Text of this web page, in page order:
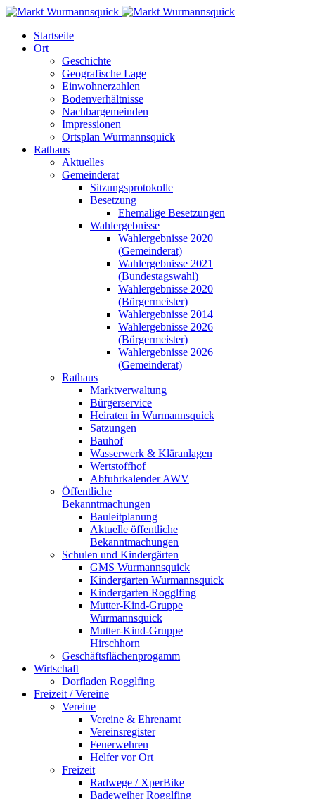
Startseite
Ort
Geschichte
Geografische Lage
Einwohnerzahlen
Bodenverhältnisse
Nachbargemeinden
Impressionen
Ortsplan Wurmannsquick
Rathaus
Aktuelles
Gemeinderat
Sitzungsprotokolle
Besetzung
Ehemalige Besetzungen
Wahlergebnisse
Wahlergebnisse 2020
(Gemeinderat)
Wahlergebnisse 2021
(Bundestagswahl)
Wahlergebnisse 2020
(Bürgermeister)
Wahlergebnisse 2014
Wahlergebnisse 2026
(Bürgermeister)
Wahlergebnisse 2026
(Gemeinderat)
Rathaus
Marktverwaltung
Bürgerservice
Heiraten in Wurmannsquick
Satzungen
Bauhof
Wasserwerk & Kläranlagen
Wertstoffhof
Abfuhrkalender AWV
Öffentliche
Bekanntmachungen
Bauleitplanung
Aktuelle öffentliche
Bekanntmachungen
Schulen und Kindergärten
GMS Wurmannsquick
Kindergarten Wurmannsquick
Kindergarten Rogglfing
Mutter-Kind-Gruppe
Wurmannsquick
Mutter-Kind-Gruppe
Hirschhorn
Geschäftsflächenprogamm
Wirtschaft
Dorfladen Rogglfing
Freizeit / Vereine
Vereine
Vereine & Ehrenamt
Vereinsregister
Feuerwehren
Helfer vor Ort
Freizeit
Radwege / XperBike
Badeweiher Rogglfing